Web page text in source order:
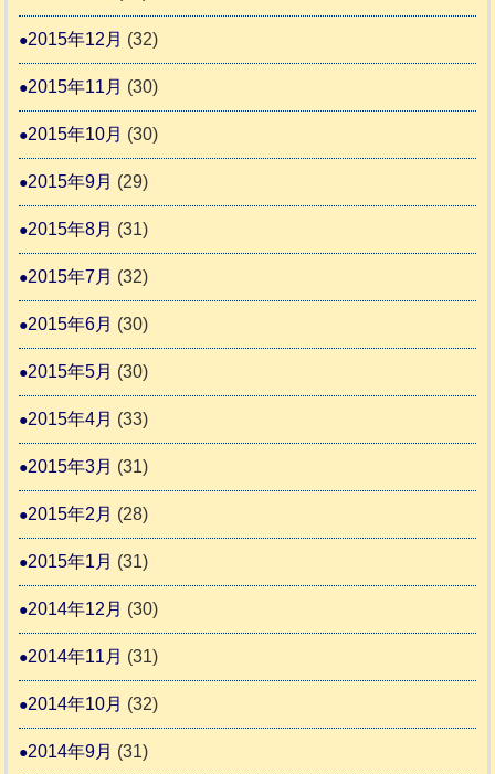
2015年12月 (32)
2015年11月 (30)
2015年10月 (30)
2015年9月 (29)
2015年8月 (31)
2015年7月 (32)
2015年6月 (30)
2015年5月 (30)
2015年4月 (33)
2015年3月 (31)
2015年2月 (28)
2015年1月 (31)
2014年12月 (30)
2014年11月 (31)
2014年10月 (32)
2014年9月 (31)